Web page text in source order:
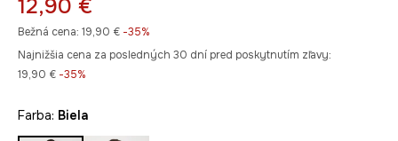
12,90 €
Bežná cena: 19,90 € -35%
Najnižšia cena za posledných 30 dní pred poskytnutím zľavy:
19,90 € -35%
Farba: biela